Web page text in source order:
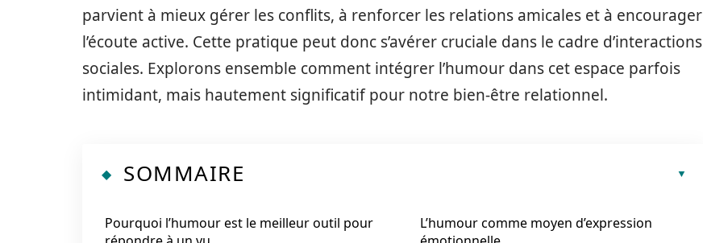
parvient à mieux gérer les conflits, à renforcer les relations amicales et à encourager
l’écoute active. Cette pratique peut donc s’avérer cruciale dans le cadre d’interactions
sociales. Explorons ensemble comment intégrer l’humour dans cet espace parfois
intimidant, mais hautement significatif pour notre bien-être relationnel.
SOMMAIRE
Pourquoi l’humour est le meilleur outil pour
L’humour comme moyen d’expression